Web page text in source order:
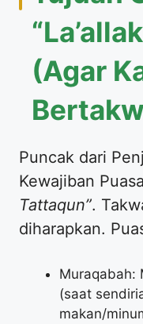
(Agar
Puncak dari
Kewajiban
Tattaqun”.
diharapkan.
Muraqabah:
(saat
makan/